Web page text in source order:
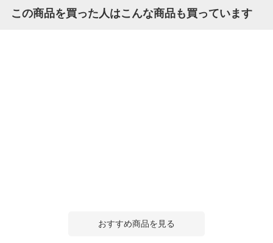
この商品を買った人はこんな商品も買っています
おすすめ商品を見る